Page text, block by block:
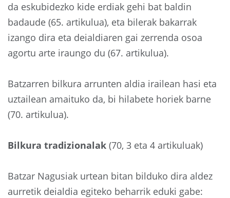
da eskubidezko kide erdiak gehi bat baldin
badaude (65. artikulua), eta bilerak bakarrak
izango dira eta deialdiaren gai zerrenda osoa
agortu arte iraungo du (67. artikulua).
Batzarren bilkura arrunten aldia irailean hasi eta
uztailean amaituko da, bi hilabete horiek barne
(70. artikulua).
Bilkura tradizionalak (70, 3 eta 4 artikuluak)
Batzar Nagusiak urtean bitan bilduko dira aldez
aurretik deialdia egiteko beharrik eduki gabe: